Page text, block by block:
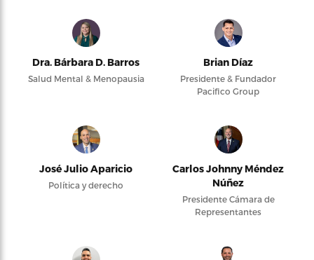
Dra. Bárbara D. Barros
Salud Mental & Menopausia
Brian Díaz
Presidente & Fundador
Pacifico Group
José Julio Aparicio
Política y derecho
Carlos Johnny Méndez
Núñez
Presidente Cámara de
Representantes